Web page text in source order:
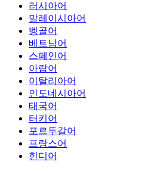
러시아어
말레이시아어
벵골어
베트남어
스페인어
아랍어
이탈리아어
인도네시아어
태국어
터키어
포르투갈어
프랑스어
힌디어